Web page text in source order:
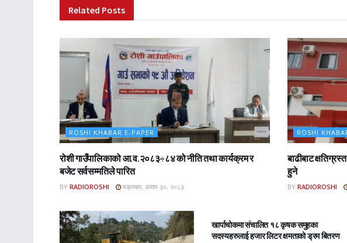
Related Posts
ROSHI KHABAR E-PAPER
रोशी गाउँपालिकाको आ.व.२०८३÷८४ को नीति तथा कार्यक्रम र
बजेट सर्वसम्मतिले पारित
BY RADIOROSHI मङ्लबार, असार ३०, २०८३
ROSHI
बाढीबाट
हुने
BY RADIOROSHI
खार्पाचोकमा संचालित १८ कृषक समुहका
सदस्यहरुलाई हजार लिटर क्षमताको ड्रम बितरण